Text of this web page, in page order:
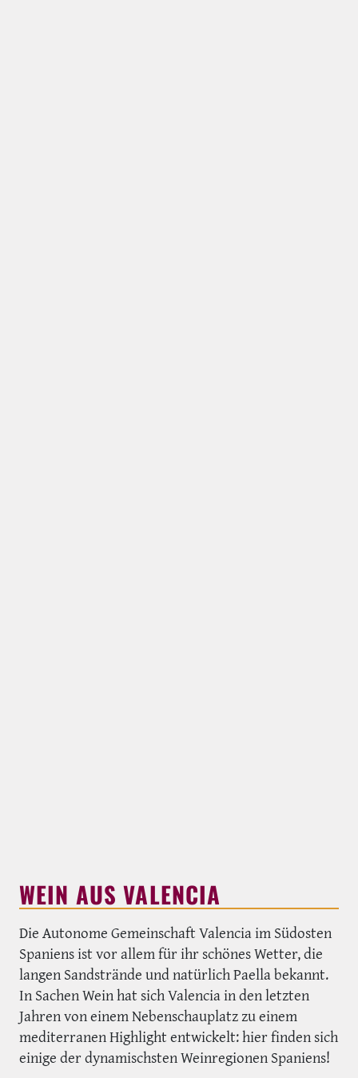
WEIN AUS VALENCIA
Die Autonome Gemeinschaft Valencia im Südosten
Spaniens ist vor allem für ihr schönes Wetter, die
langen Sandstrände und natürlich Paella bekannt.
In Sachen Wein hat sich Valencia in den letzten
Jahren von einem Nebenschauplatz zu einem
mediterranen Highlight entwickelt: hier finden sich
einige der dynamischsten Weinregionen Spaniens!